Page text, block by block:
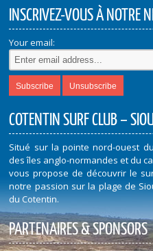
INSCRIVEZ-VOUS À NOTRE
Your email:
COTENTIN SURF CLUB –
Situé sur la pointe nord-ouest
des îles anglo-normandes et du
vous propose de découvrir le
notre passion sur la plage de
du Cotentin.
PARTENAIRES & SPONSORS